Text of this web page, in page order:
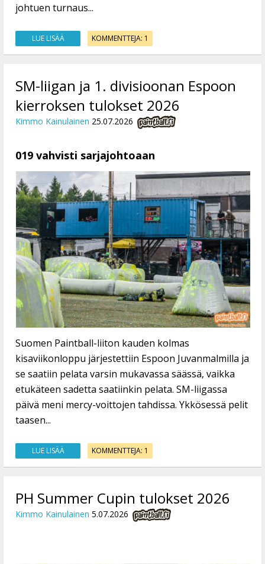
johtuen turnaus...
LUE LISÄÄ KOMMENTTEJA: 1
SM-liigan ja 1. divisioonan Espoon
kierroksen tulokset 2026
Kimmo Kainulainen 25.07.2026
019 vahvisti sarjajohtoaan
Suomen Paintball-liiton kauden kolmas
kisaviikonloppu järjestettiin Espoon Juvanmalmilla ja
se saatiin pelata varsin mukavassa säässä, vaikka
etukäteen sadetta saatiinkin pelata. SM-liigassa
päivä meni mercy-voittojen tahdissa. Ykkösessä pelit
taasen...
LUE LISÄÄ KOMMENTTEJA: 1
PH Summer Cupin tulokset 2026
Kimmo Kainulainen 5.07.2026